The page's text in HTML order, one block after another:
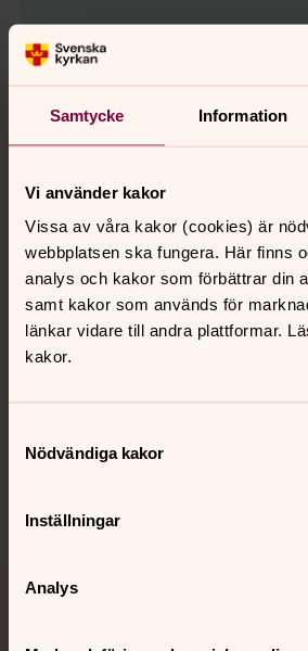
Samtycke Information
Vi använder kakor
Vissa av våra kakor (cookies) är
webbplatsen ska fungera. Här finns
analys och kakor som förbättrar din
samt kakor som används för
länkar vidare till andra plattformar.
kakor.
Nödvändiga kakor
Inställningar
Analys
Tillbaka till toppen
Tillbaka till innehållet
Kontakt
Kalender
Hitta snabbt
Sociala kanaler